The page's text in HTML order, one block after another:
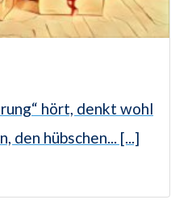
hört, denkt wohl
den hübschen... [...]